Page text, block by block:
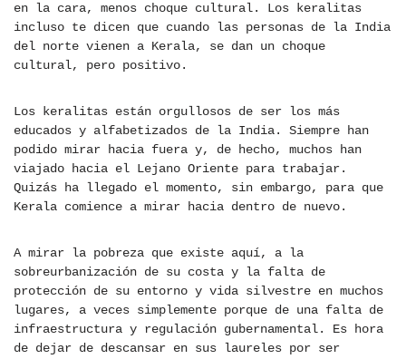
en la cara, menos choque cultural. Los keralitas
incluso te dicen que cuando las personas de la India
del norte vienen a Kerala, se dan un choque
cultural, pero positivo.
Los keralitas están orgullosos de ser los más
educados y alfabetizados de la India. Siempre han
podido mirar hacia fuera y, de hecho, muchos han
viajado hacia el Lejano Oriente para trabajar.
Quizás ha llegado el momento, sin embargo, para que
Kerala comience a mirar hacia dentro de nuevo.
A mirar la pobreza que existe aquí, a la
sobreurbanización de su costa y la falta de
protección de su entorno y vida silvestre en muchos
lugares, a veces simplemente porque de una falta de
infraestructura y regulación gubernamental. Es hora
de dejar de descansar en sus laureles por ser